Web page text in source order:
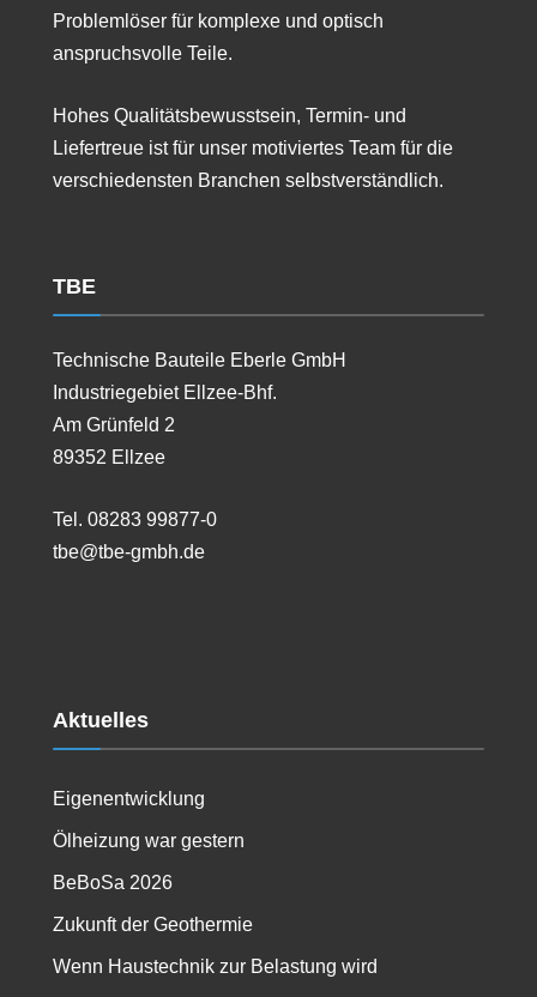
Problemlöser für komplexe und optisch
anspruchsvolle Teile.
Hohes Qualitätsbewusstsein, Termin- und
Liefertreue ist für unser motiviertes Team für die
verschiedensten Branchen selbstverständlich.
TBE
Technische Bauteile Eberle GmbH
Industriegebiet Ellzee-Bhf.
Am Grünfeld 2
89352 Ellzee
Tel. 08283 99877-0
tbe@tbe-gmbh.de
Aktuelles
Eigenentwicklung
Ölheizung war gestern
BeBoSa 2026
Zukunft der Geothermie
Wenn Haustechnik zur Belastung wird